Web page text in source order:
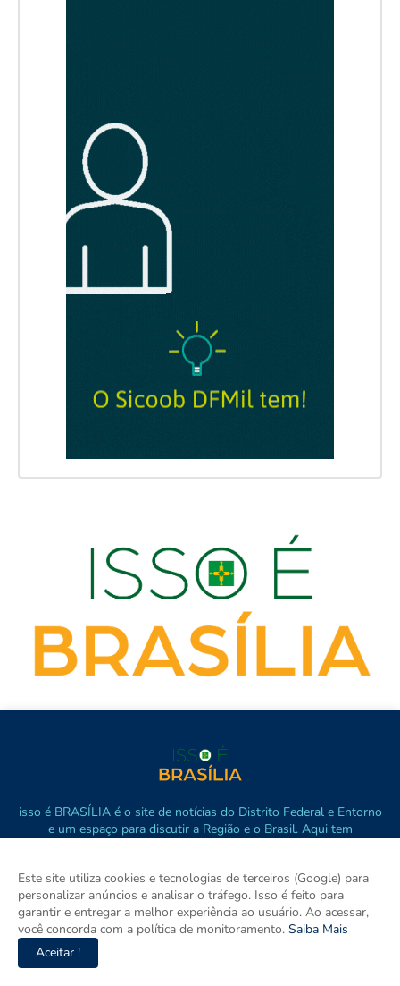
isso é BRASÍLIA é o site de notícias do Distrito Federal e Entorno
e um espaço para discutir a Região e o Brasil. Aqui tem
Este site utiliza cookies e tecnologias de terceiros (Google) para
personalizar anúncios e analisar o tráfego. Isso é feito para
garantir e entregar a melhor experiência ao usuário. Ao acessar,
você concorda com a política de monitoramento. Saiba Mais
Aceitar !